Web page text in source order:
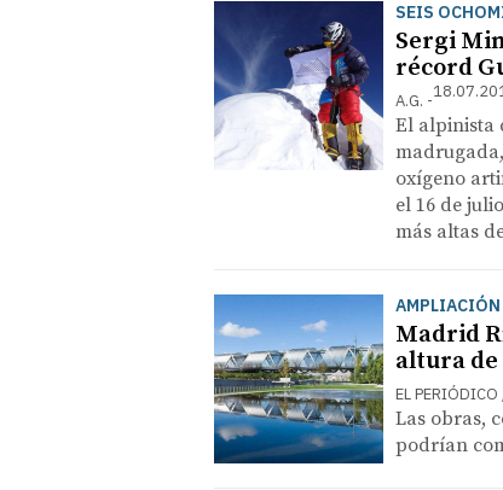
SEIS
Sergi
récord
A.G.
El alpinista
oxígeno
el 16 de
más altas
AMPLIACIÓN
Madrid
altura de
EL
Las obras,
podrían